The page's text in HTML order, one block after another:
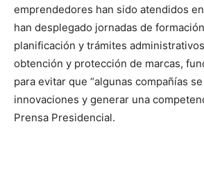
emprendedores han sido atendidos
han desplegado jornadas de
planificación y trámites
obtención y protección de marcas,
para evitar que “algunas compañías
innovaciones y generar una
Prensa Presidencial.